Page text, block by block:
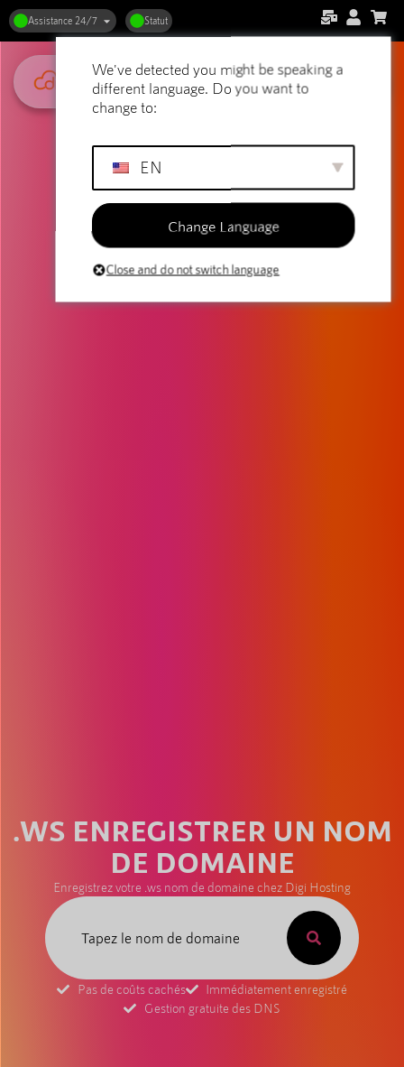
Assistance 24/7 Statut
.WS ENREGISTRER UN NOM
DE DOMAINE
Enregistrez votre .ws nom de domaine chez Digi Hosting
Pas de coûts cachés
Immédiatement enregistré
Gestion gratuite des DNS
We've detected you might be speaking a
different language. Do you want to
change to:
EN
Change Language
Close and do not switch language